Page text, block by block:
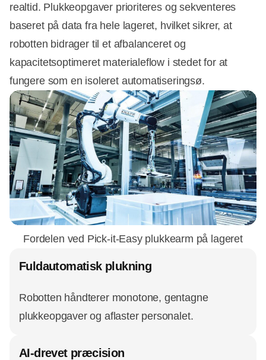
realtid. Plukkeopgaver prioriteres og sekventeres
baseret på data fra hele lageret, hvilket sikrer, at
robotten bidrager til et afbalanceret og
kapacitetsoptimeret materialeflow i stedet for at
fungere som en isoleret automatiseringsø.
Fordelen ved Pick-it-Easy plukkearm på lageret
Fuldautomatisk plukning
Robotten håndterer monotone, gentagne
plukkeopgaver og aflaster personalet.
AI-drevet præcision